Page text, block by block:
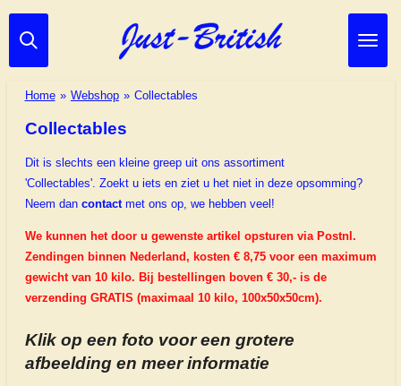
Ga
direct
hoofdinhoud
Home » Webshop » Collectables
Collectables
Dit is slechts een kleine greep uit ons assortiment
'Collectables'. Zoekt u iets en ziet u het niet in deze opsomming?
Neem dan contact met ons op, we hebben veel!
We kunnen het door u gewenste artikel opsturen via Postnl.
Zendingen binnen Nederland, kosten € 8,75voor een maximum
gewicht van 10 kilo. Bij bestellingen boven € 30,- is de
verzending GRATIS (maximaal 10 kilo, 100x50x50cm).
Klik op een foto voor een grotere
afbeelding en meer informatie